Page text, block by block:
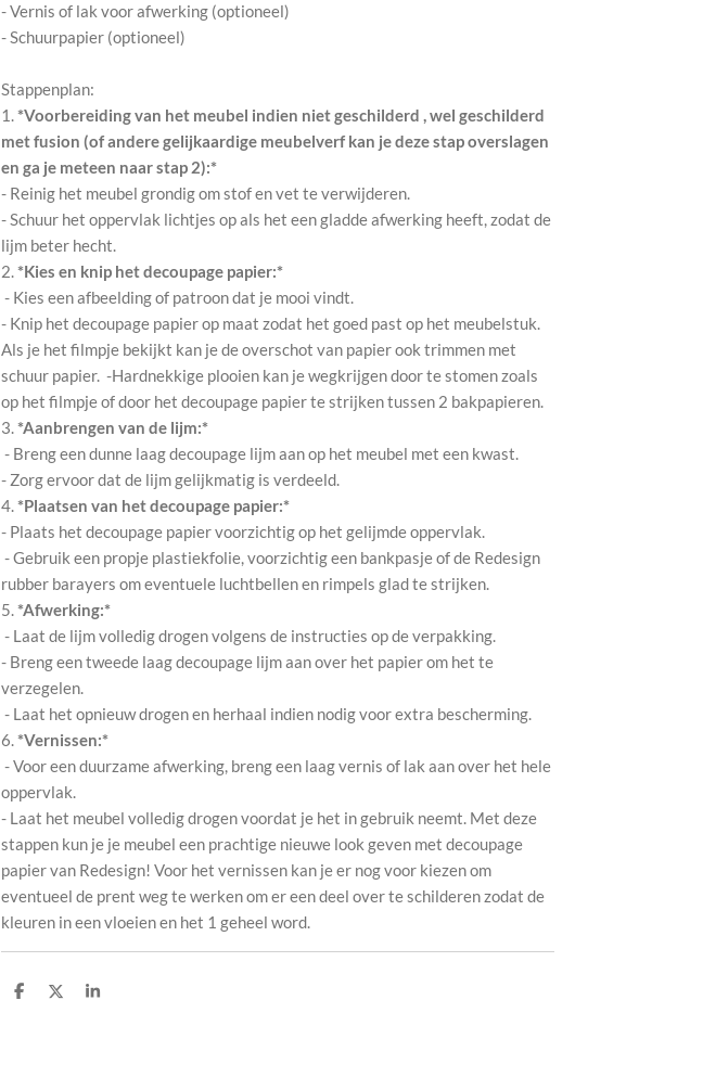
- Vernis of lak voor afwerking (optioneel)
- Schuurpapier (optioneel)
Stappenplan:
1.*Voorbereiding van het meubel indien niet geschilderd , wel geschilderd
met fusion (of andere gelijkaardige meubelverf kan je deze stap overslagen
en ga je meteen naar stap 2):*
- Reinig het meubel grondig om stof en vet te verwijderen.
- Schuur het oppervlak lichtjes op als het een gladde afwerking heeft, zodat de
lijm beter hecht.
2.*Kies en knip het decoupage papier:*
- Kies een afbeelding of patroon dat je mooi vindt.
- Knip het decoupage papier op maat zodat het goed past op het meubelstuk.
Als je het filmpje bekijkt kan je de overschot van papier ook trimmen met
schuur papier. -Hardnekkige plooien kan je wegkrijgen door te stomen zoals
op het filmpje of door het decoupage papier te strijken tussen 2 bakpapieren.
3.*Aanbrengen van de lijm:*
- Breng een dunne laag decoupage lijm aan op het meubel met een kwast.
- Zorg ervoor dat de lijm gelijkmatig is verdeeld.
4.*Plaatsen van het decoupage papier:*
- Plaats het decoupage papier voorzichtig op het gelijmde oppervlak.
- Gebruik een propje plastiekfolie, voorzichtig een bankpasje of de Redesign
rubber barayers om eventuele luchtbellen en rimpels glad te strijken.
5.*Afwerking:*
- Laat de lijm volledig drogen volgens de instructies op de verpakking.
- Breng een tweede laag decoupage lijm aan over het papier om het te
verzegelen.
- Laat het opnieuw drogen en herhaal indien nodig voor extra bescherming.
6.*Vernissen:*
- Voor een duurzame afwerking, breng een laag vernis of lak aan over het hele
oppervlak.
- Laat het meubel volledig drogen voordat je het in gebruik neemt. Met deze
stappen kun je je meubel een prachtige nieuwe look geven met decoupage
papier van Redesign! Voor het vernissen kan je er nog voor kiezen om
eventueel de prent weg te werken om er een deel over te schilderen zodat de
kleuren in een vloeien en het 1 geheel word.
D
D
S